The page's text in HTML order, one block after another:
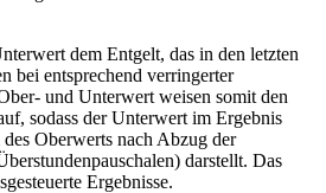
dem Entgelt, das in den letzten
bei entsprechend verringerter
und Unterwert weisen somit den
sodass der Unterwert im Ergebnis
Oberwerts nach Abzug der
darstellt. Das
Ergebnisse.